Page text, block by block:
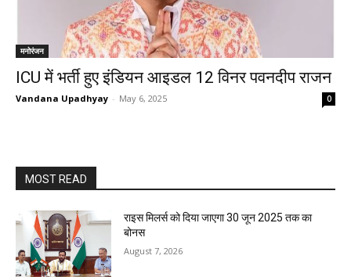
मनोरंजन
ICU में भर्ती हुए इंडियन आइडल 12 विनर पवनदीप राजन
Vandana Upadhyay - May 6, 2025 0
MOST READ
राइस मिलर्स को दिया जाएगा 30 जून 2025 तक का
बोनस
August 7, 2026